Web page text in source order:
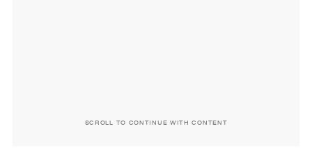
SCROLL TO CONTINUE WITH CONTENT